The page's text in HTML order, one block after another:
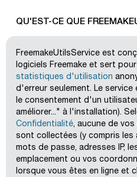
QU'EST-CE QUE
FreemakeUtilsService est
logiciels Freemake et sert
statistiques d'utilisation
d'erreur seulement. Le
le consentement d'un
améliorer..." à l'installation).
Confidentialité, aucune de
sont collectées (y compris les
mots de passe, adresses IP,
emplacement ou vos
lorsque vous êtes en ligne et